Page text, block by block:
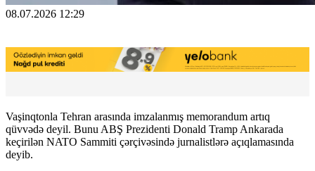
08.07.2026 12:29
Vaşinqtonla Tehran arasında imzalanmış memorandum artıq
qüvvədə deyil. Bunu ABŞ Prezidenti Donald Tramp Ankarada
keçirilən NATO Sammiti çərçivəsində jurnalistlərə açıqlamasında
deyib.